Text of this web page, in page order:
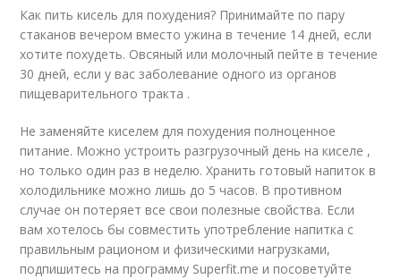
Как пить кисель для похудения? Принимайте по пару
стаканов вечером вместо ужина в течение 14 дней, если
хотите похудеть. Овсяный или молочный пейте в течение
30 дней, если у вас заболевание одного из органов
пищеварительного тракта .
Не заменяйте киселем для похудения полноценное
питание. Можно устроить разгрузочный день на киселе ,
но только один раз в неделю. Хранить готовый напиток в
холодильнике можно лишь до 5 часов. В противном
случае он потеряет все свои полезные свойства. Если
вам хотелось бы совместить употребление напитка с
правильным рационом и физическими нагрузками,
подпишитесь на программу Superfit.me и посоветуйте